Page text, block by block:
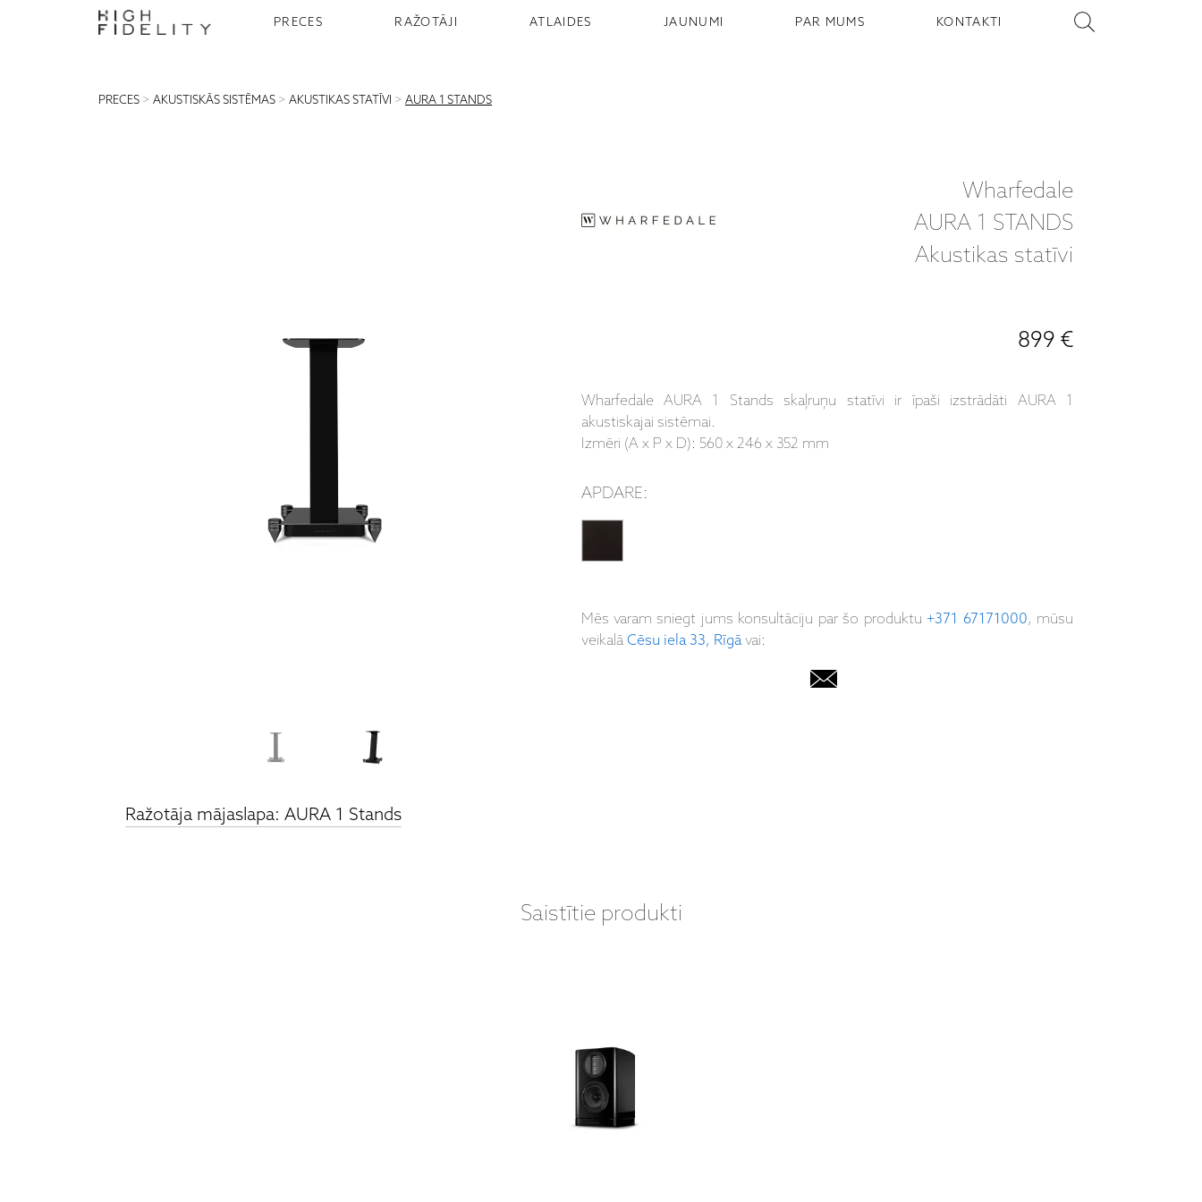
PRECES RAŽOTĀJI ATLAIDES JAUNUMI PAR MUMS KONTAKTI
PRECES > AKUSTISKĀS SISTĒMAS > AKUSTIKAS STATĪVI > AURA 1 STANDS
Wharfedale
AURA 1 STANDS
Akustikas statīvi
899 €
Wharfedale AURA 1 Stands skaļruņu statīvi ir īpaši izstrādāti AURA 1
akustiskajai sistēmai.
Izmēri (A x P x D): 560 x 246 x 352 mm
APDARE:
Mēs varam sniegt jums konsultāciju par šo produktu+371 67171000, mūsu
veikalāCēsu iela 33, Rīgāvai:
Ražotāja mājaslapa: AURA 1 Stands
Saistītie produkti